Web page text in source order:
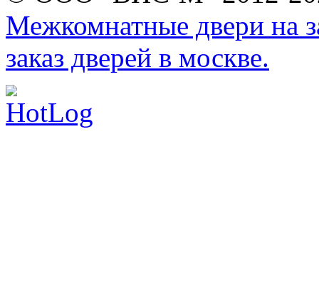
Межкомнатные двери на
заказ дверей в москве.